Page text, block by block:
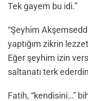
Tek gayem bu idi.”
“Şeyhim
yaptığım zikrin
Eğer şeyhim izin
saltanatı terk
Fatih, “kendisini…”